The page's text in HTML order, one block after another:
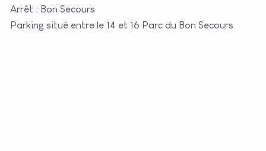
Arrêt : Bon Secours
Parking situé entre le 14 et 16 Parc du Bon Secours